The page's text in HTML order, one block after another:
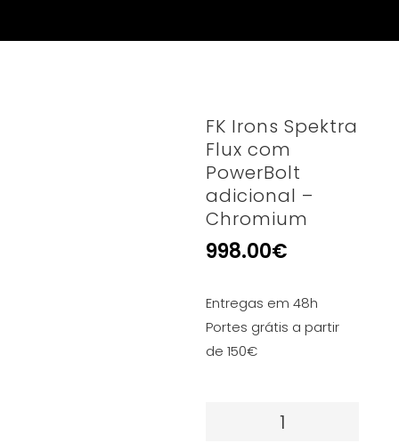
FK Irons Spektra
Flux com
PowerBolt
adicional –
Chromium
998.00€
Entregas em 48h
Portes grátis a partir
de 150€
Quantidade